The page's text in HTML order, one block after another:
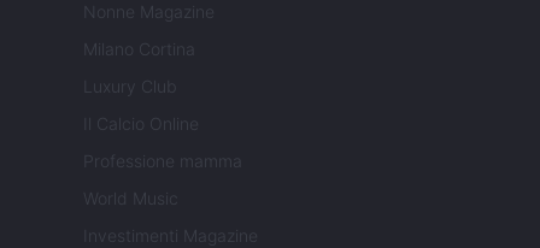
Nonne Magazine
Milano Cortina
Luxury Club
Il Calcio Online
Professione mamma
World Music
Investimenti Magazine